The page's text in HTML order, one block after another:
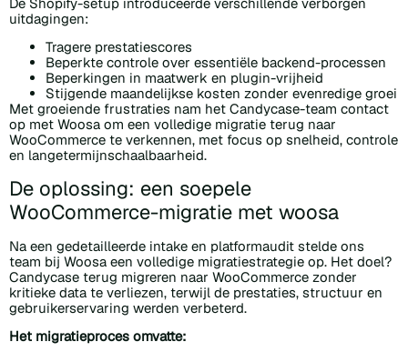
uitdagingen:
Tragere prestatiescores
Beperkte controle over essentiële backend-processen
Beperkingen in maatwerk en plugin-vrijheid
Stijgende maandelijkse kosten zonder evenredige groei
Met groeiende frustraties nam het Candycase-team contact
op met Woosa om een volledige migratie terug naar
WooCommerce te verkennen, met focus op snelheid, controle
en langetermijnschaalbaarheid.
De oplossing: een soepele
WooCommerce-migratie met woosa
Na een gedetailleerde intake en platformaudit stelde ons
team bij Woosa een volledige migratiestrategie op. Het doel?
Candycase terug migreren naar WooCommerce zonder
kritieke data te verliezen, terwijl de prestaties, structuur en
gebruikerservaring werden verbeterd.
Het migratieproces omvatte: